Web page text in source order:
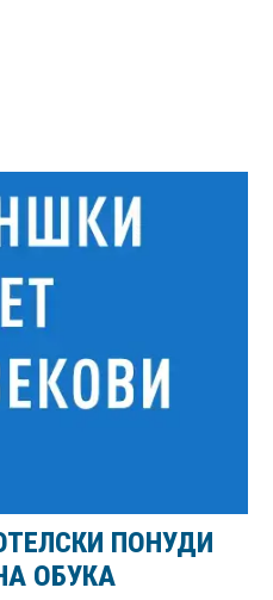
ПОНУДИ
ОБУКА